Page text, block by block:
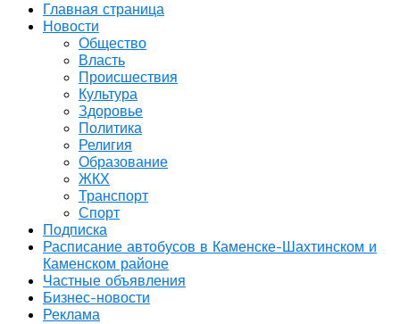
Главная страница
Новости
Общество
Власть
Происшествия
Культура
Здоровье
Политика
Религия
Образование
ЖКХ
Транспорт
Спорт
Подписка
Расписание автобусов в Каменске-Шахтинском и
Каменском районе
Частные объявления
Бизнес-новости
Реклама